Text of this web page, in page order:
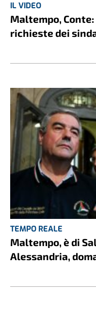
IL VIDEO
Maltempo,
richieste dei
TEMPO REALE
Maltempo, è di
Alessandria,